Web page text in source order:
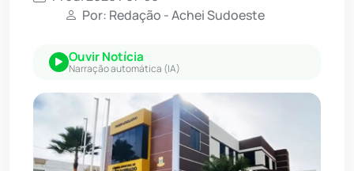
Por: Redação - Achei Sudoeste
Ouvir Notícia
Narração automática (IA)